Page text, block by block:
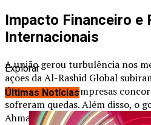
Impacto Financeiro e
Internacionais
A união gerou turbulência nos
ações da Al-Rashid Global
York, enquanto empresas
sofreram quedas. Além disso, o
Ahmad, o Sultanato de Qadir,
Explorar
Últimas Notícias